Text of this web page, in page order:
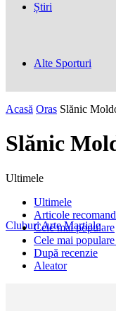
Cluburi Arte Marțiale
Știri
Alte Sporturi
Acasă Oras Slănic
Slănic
Ultimele
Ultimele
Articole
Cele mai populare
Cele mai
După recenzie
Aleator